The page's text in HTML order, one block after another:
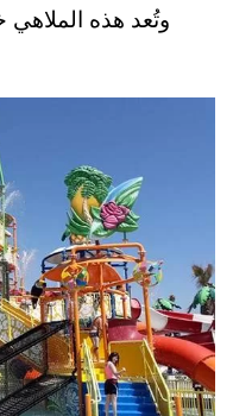
هذه الملاهي خيار